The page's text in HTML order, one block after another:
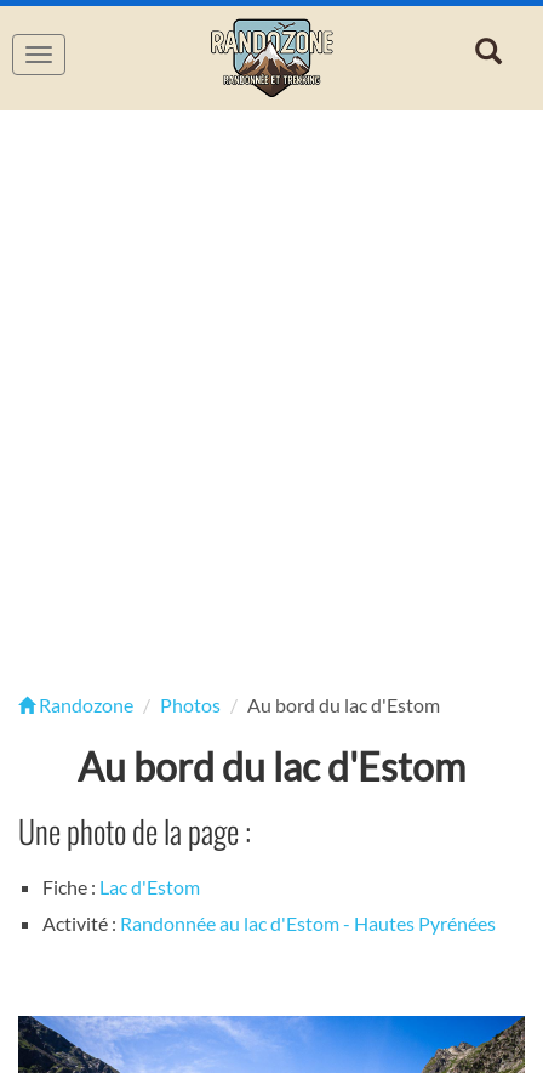
Navigation
Randozone Photos Au bord du lac d'Estom
Au bord du lac d'Estom
Une photo de la page :
Fiche : Lac d'Estom
Activité : Randonnée au lac d'Estom - Hautes Pyrénées